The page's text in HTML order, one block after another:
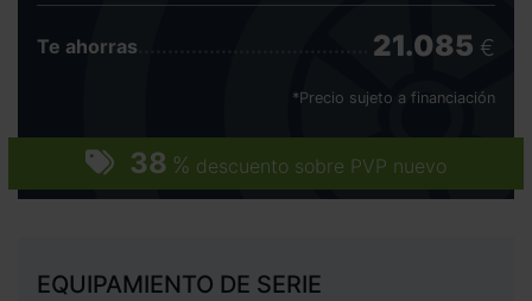
38 % descuento sobre PVP nuevo
Te ahorras 21.085 €
*Precio sujeto a financiación
EQUIPAMIENTO DE SERIE